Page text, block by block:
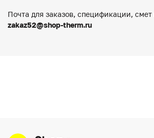
Почта для заказов, спецификации, смет
zakaz52@shop-therm.ru